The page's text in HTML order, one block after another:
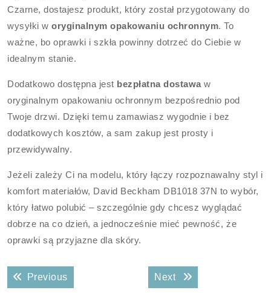
Czarne, dostajesz produkt, który został przygotowany do
wysyłki woryginalnym opakowaniu ochronnym. To
ważne, bo oprawki i szkła powinny dotrzeć do Ciebie w
idealnym stanie.
Dodatkowo dostępna jest bezpłatna dostawa w
oryginalnym opakowaniu ochronnym bezpośrednio pod
Twoje drzwi. Dzięki temu zamawiasz wygodnie i bez
dodatkowych kosztów, a sam zakup jest prosty i
przewidywalny.
Jeżeli zależy Ci na modelu, który łączy rozpoznawalny styl i
komfort materiałów, David Beckham DB1018 37N to wybór,
który łatwo polubić – szczególnie gdy chcesz wyglądać
dobrze na co dzień, a jednocześnie mieć pewność, że
oprawki są przyjazne dla skóry.
Nawigacja
wpisuPreviousPrevious post: Next Next post: